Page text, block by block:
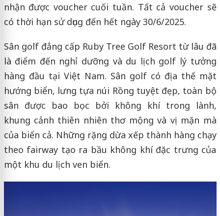
nhận được voucher cuối tuần. Tất cả voucher sẽ
có thời hạn sử dụng đến hết ngày 30/6/2025.
Sân golf đẳng cấp Ruby Tree Golf Resort từ lâu đã
là điểm đến nghỉ dưỡng và du lịch golf lý tưởng
hàng đầu tại Việt Nam. Sân golf có địa thế mặt
hướng biển, lưng tựa núi Rồng tuyệt đẹp, toàn bộ
sân được bao bọc bởi không khí trong lành,
khung cảnh thiên nhiên thơ mộng và vị mặn mà
của biển cả. Những rặng dừa xếp thành hàng chạy
theo fairway tạo ra bầu không khí đặc trưng của
một khu du lịch ven biển.